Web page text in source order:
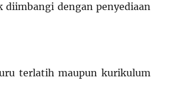
diimbangi dengan penyediaan
terlatih maupun kurikulum